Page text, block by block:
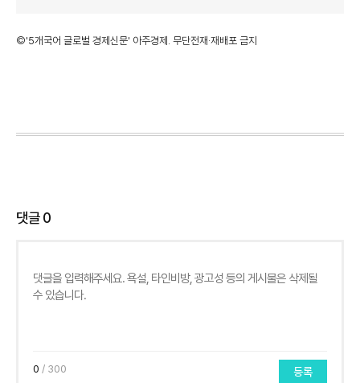
©'5개국어 글로벌 경제신문' 아주경제. 무단전재·재배포 금지
댓글0
0 / 300 등록